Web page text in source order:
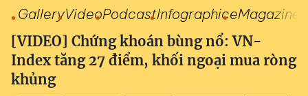
GalleryVideoPodcastInfographiceMagazine
[VIDEO] Chứng khoán bùng nổ: VN-
Index tăng 27 điểm, khối ngoại mua ròng
khủng